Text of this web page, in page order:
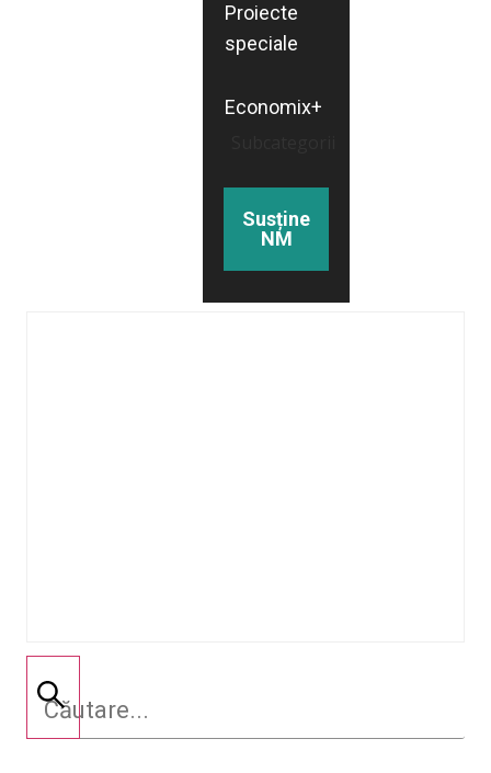
Proiecte
speciale
Economix+
Susține
NM